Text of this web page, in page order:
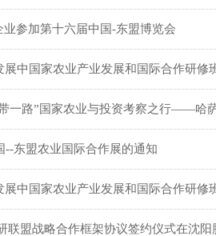
参加第十六届中国-东盟博览会
展中国家农业产业发展和国际合作研修
一路”国家农业与投资考察之行——哈
--东盟农业国际合作展的通知
展中国家农业产业发展和国际合作研修
联盟战略合作框架协议签约仪式在沈阳